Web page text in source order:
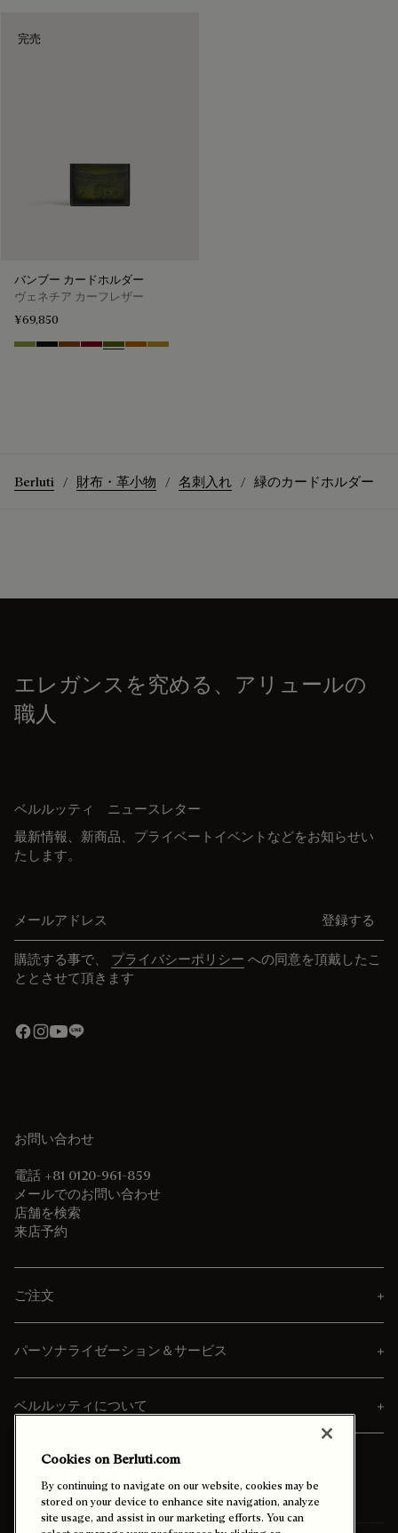
完売
バンブー カードホルダー
ヴェネチア カーフレザー
¥69,850
WillowNero Grigio
Cacao Intenso
Light Saint Emilion
Nero Caviar
Arancio Vermiglio
Mustard
Berluti 財布・革小物 名刺入れ 緑のカードホルダー
エレガンスを究める、アリュールの
職人
ベルルッティ ニュースレター
最新情報、新商品、プライベートイベントなどをお知らせい
たします。
登録する
購読する事で、 プライバシーポリシー への同意を頂戴したこ
ととさせて頂きます
お問い合わせ
電話 +81 0120-961-859
メールでのお問い合わせ
店舗を検索
来店予約
ご注文
パーソナライゼーション＆サービス
ベルルッティについて
Cookies on Berluti.com
By continuing to navigate on our website, cookies may be
stored on your device to enhance site navigation, analyze
site usage, and assist in our marketing efforts. You can